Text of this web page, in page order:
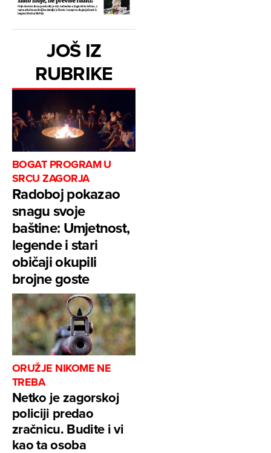
JOŠ IZ
RUBRIKE
BOGAT PROGRAM U
SRCU ZAGORJA
Radoboj pokazao
snagu svoje
baštine: Umjetnost,
legende i stari
običaji okupili
brojne goste
ORUŽJE NIKOME NE
TREBA
Netko je zagorskoj
policiji predao
zračnicu. Budite i vi
kao ta osoba